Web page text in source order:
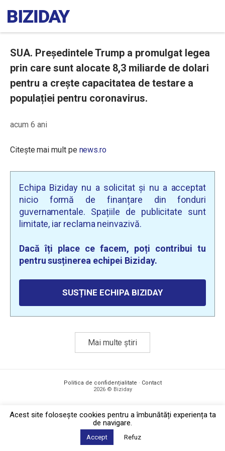
SUA. Președintele Trump a promulgat legea
prin care sunt alocate 8,3 miliarde de dolari
pentru a crește capacitatea de testare a
populației pentru coronavirus.
acum 6 ani
Citește mai mult pe news.ro
Echipa Biziday nu a solicitat și nu a acceptat
nicio formă de finanțare din fonduri
guvernamentale. Spațiile de publicitate sunt
limitate, iar reclama neinvazivă.
Dacă îți place ce facem, poți contribui tu
pentru susținerea echipei Biziday.
SUSȚINE ECHIPA BIZIDAY
Mai multe știri
Politica de confidențialitate · Contact
2026 © Biziday
Acest site foloseşte cookies pentru a îmbunătăți experiența ta
de navigare.
Accept Refuz